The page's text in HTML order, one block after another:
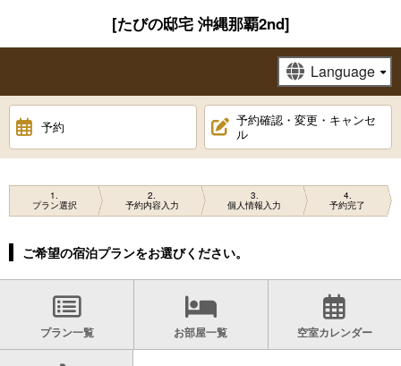
[たびの邸宅 沖縄那覇2nd]
予約
予約確認・変更・キャンセ
ル
1
プラン選択
2
予約内容入力
3
個人情報入力
4
予約完了
ご希望の宿泊プランをお選びください。
プラン一覧 お部屋一覧 空室カレンダー